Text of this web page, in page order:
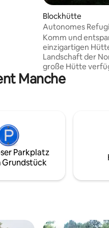
Blockhütte
Autonomes
Komm und
einzigartigen
Landschaft der
große Hütte
Schlafzimmer, 1
und ein
verbringen
dass der Standort
Stromnetze
während deines
Manche
Parkplatz
Grundstück